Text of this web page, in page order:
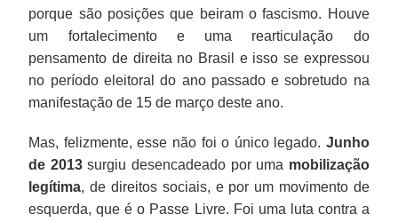
porque são posições que beiram o fascismo. Houve
um fortalecimento e uma rearticulação do
pensamento de direita no Brasil e isso se expressou
no período eleitoral do ano passado e sobretudo na
manifestação de 15 de março deste ano.
Mas, felizmente, esse não foi o único legado. Junho
de 2013surgiu desencadeado por uma mobilização
legítima, de direitos sociais, e por um movimento de
esquerda, que é o Passe Livre. Foi uma luta contra a